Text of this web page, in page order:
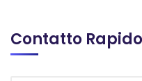
Contatto Rapido